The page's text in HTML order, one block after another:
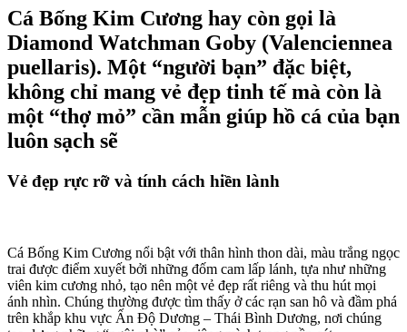
Cá Bống Kim Cương hay còn gọi là
Diamond Watchman Goby (Valenciennea
puellaris). Một “người bạn” đặc biệt,
không chỉ mang vẻ đẹp tinh tế mà còn là
một “thợ mỏ” cần mẫn giúp hồ cá của bạn
luôn sạch sẽ
Vẻ đẹp rực rỡ và tính cách hiền lành
Cá Bống Kim Cương nổi bật với thân hình thon dài, màu trắng ngọc
trai được điểm xuyết bởi những đốm cam lấp lánh, tựa như những
viên kim cương nhỏ, tạo nên một vẻ đẹp rất riêng và thu hút mọi
ánh nhìn. Chúng thường được tìm thấy ở các rạn san hô và đầm phá
trên khắp khu vực Ấn Độ Dương – Thái Bình Dương, nơi chúng